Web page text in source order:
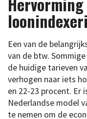
Een van de
van de btw.
de huidige tarieven
verhogen naar iets
en 22-23 procent. Er
Nederlandse model
te nemen om de